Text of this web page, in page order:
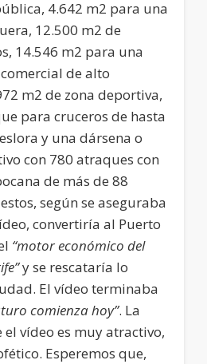
4.642 m2 para una
12.500 m2 de
14.546 m2 para una
de alto
m2 de zona deportiva,
para cruceros de hasta
y una dársena o
con 780 atraques con
de más de 88
según se aseguraba
convertiría al Puerto
“motor económico del
y se rescataría lo
El vídeo terminaba
comienza hoy”. La
el vídeo es muy atractivo,
Esperemos que,